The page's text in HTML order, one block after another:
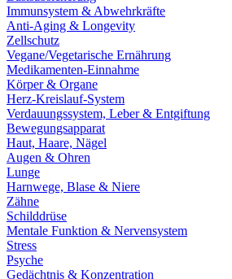
Immunsystem & Abwehrkräfte
Anti-Aging & Longevity
Zellschutz
Vegane/Vegetarische Ernährung
Medikamenten-Einnahme
Körper & Organe
Herz-Kreislauf-System
Verdauungssystem, Leber & Entgiftung
Bewegungsapparat
Haut, Haare, Nägel
Augen & Ohren
Lunge
Harnwege, Blase & Niere
Zähne
Schilddrüse
Mentale Funktion & Nervensystem
Stress
Psyche
Gedächtnis & Konzentration